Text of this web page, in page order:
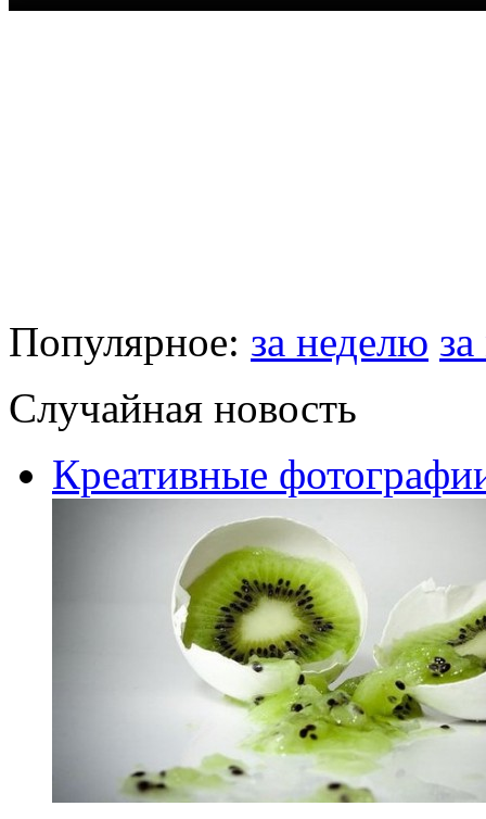
Популярное: за неделю
Случайная новость
Креативные